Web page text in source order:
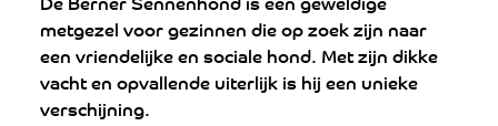
metgezel voor gezinnen die op zoek zijn naar
een vriendelijke en sociale hond. Met zijn dikke
vacht en opvallende uiterlijk is hij een unieke
verschijning.